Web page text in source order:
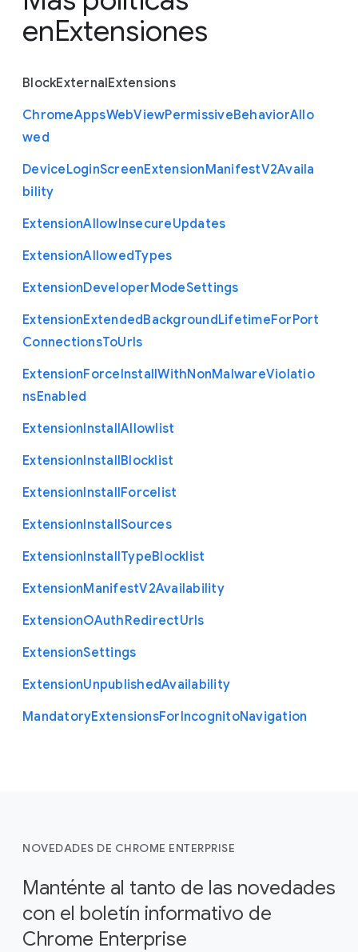
enExtensiones
BlockExternalExtensions
ChromeAppsWebViewPermissiveBehaviorAllo
wed
DeviceLoginScreenExtensionManifestV2Availa
bility
ExtensionAllowInsecureUpdates
ExtensionAllowedTypes
ExtensionDeveloperModeSettings
ExtensionExtendedBackgroundLifetimeForPort
ConnectionsToUrls
ExtensionForceInstallWithNonMalwareViolatio
nsEnabled
ExtensionInstallAllowlist
ExtensionInstallBlocklist
ExtensionInstallForcelist
ExtensionInstallSources
ExtensionInstallTypeBlocklist
ExtensionManifestV2Availability
ExtensionOAuthRedirectUrls
ExtensionSettings
ExtensionUnpublishedAvailability
MandatoryExtensionsForIncognitoNavigation
NOVEDADES DE CHROME ENTERPRISE
Manténte al tanto de las novedades
con el boletín informativo de
Chrome Enterprise